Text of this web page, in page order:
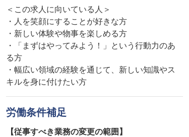
＜この求人に向いている人＞
・人を笑顔にすることが好きな方
・新しい体験や物事を楽しめる方
・「まずはやってみよう！」という行動力のあ
る方
・幅広い領域の経験を通じて、新しい知識やス
キルを身に付けたい方
労働条件補足
【従事すべき業務の変更の範囲】